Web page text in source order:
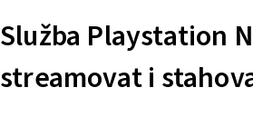
Služba Playstation
streamovat i